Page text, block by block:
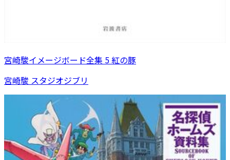
宮崎駿イメージボード全集 5 紅の豚
宮崎駿 スタジオジブリ